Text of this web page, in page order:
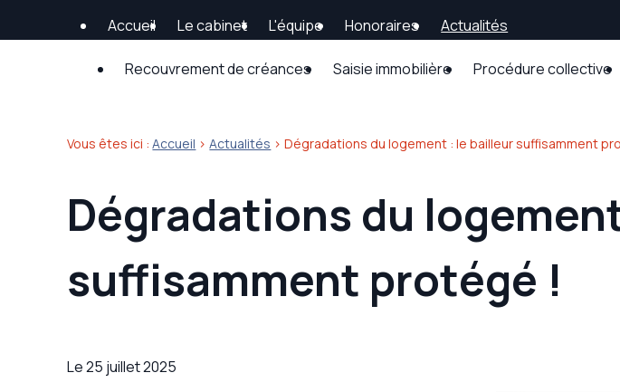
Accueil Le cabinet L'équipe Honoraires Actualités
Recouvrement de créances Saisie immobilière Procédure collective
Vous êtes ici : Accueil >Actualités > Dégradations du logement : le bailleur suffisamment
Dégradations du
suffisamment protégé !
Le25 juillet 2025